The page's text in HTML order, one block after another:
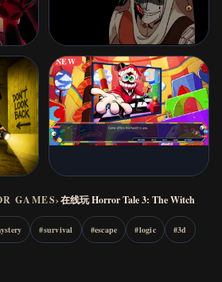
NEW
GAMES›在线玩 Horror Tale 3: The Witch
#survival #escape #logic #3d